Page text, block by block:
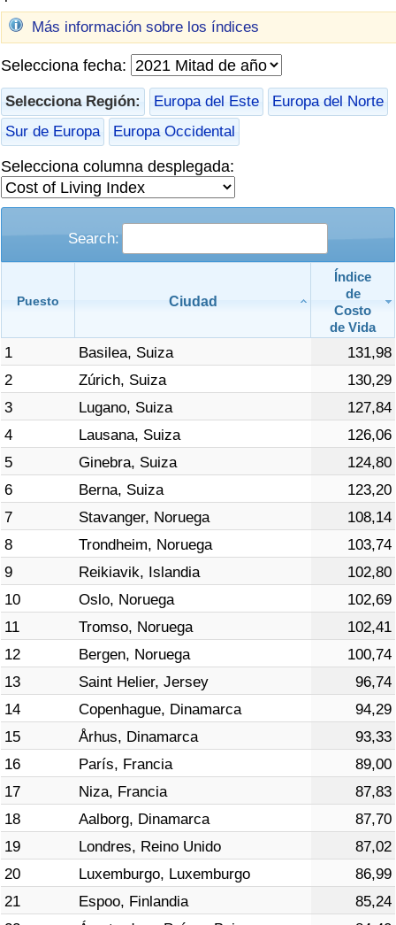
Más información sobre los índices
Selecciona fecha:
Selecciona Región: Europa del Este
Europa del Norte
Sur de Europa
Europa Occidental
Selecciona columna desplegada:
Search:
Puesto Ciudad
Índice
de
Costo
de Vida
1 Basilea, Suiza
131,98
2
Zúrich, Suiza
130,29
3
Lugano, Suiza
127,84
4
Lausana, Suiza
126,06
5
Ginebra, Suiza
124,80
6
Berna, Suiza
123,20
7
Stavanger, Noruega
108,14
8
Trondheim, Noruega
103,74
9
Reikiavik, Islandia
102,80
10
Oslo, Noruega
102,69
11
Tromso, Noruega
102,41
12
Bergen, Noruega
100,74
13
Saint Helier, Jersey
96,74
14
Copenhague, Dinamarca
94,29
15
Århus, Dinamarca
93,33
16
París, Francia
89,00
17
Niza, Francia
87,83
18
Aalborg, Dinamarca
87,70
19
Londres, Reino Unido
87,02
20
Luxemburgo, Luxemburgo
86,99
21
Espoo, Finlandia
85,24
Índice de criminalidad por país
Índice de Sanidad (Actual)
Índice de Sanidad
Índice de Sanidad por País
Contaminación
Índice de Contaminación por País
Índice de Tráfico
Índice de Tráfico (Actual)
Índice de Tráfico por País